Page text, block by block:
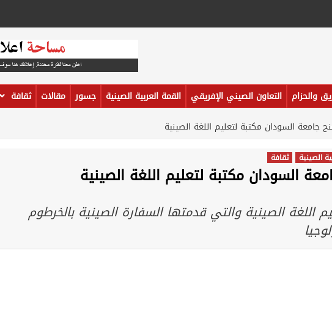
والحزام التعاون الصيني الإفريقي القمة العربية الصينية جسور مقالات ثقافة
جامعة السودان مكتبة لتعليم اللغة الصينية
الصينية ثقافة
السودان مكتبة لتعليم اللغة الصينية
اللغة الصينية والتي قدمتها السفارة الصينية بالخرطوم